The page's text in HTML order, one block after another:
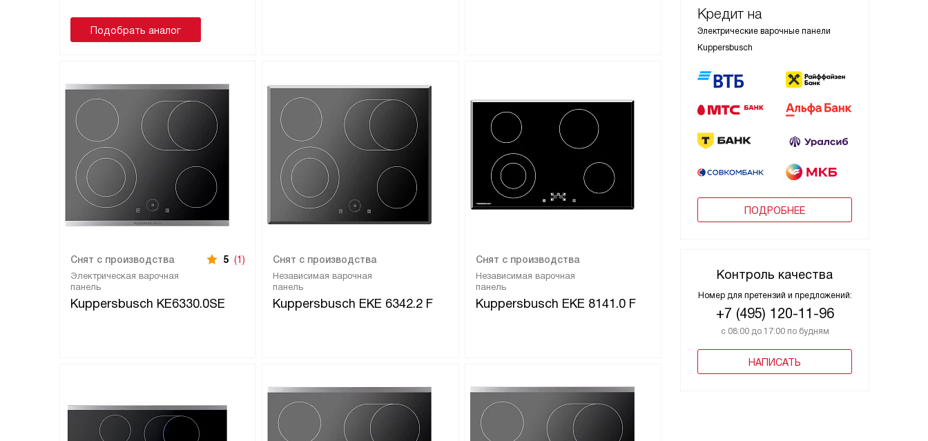
Кредит на
Электрические варочные панели
Kuppersbusch
ПОДРОБНЕЕ
Контроль качества
Номер для претензий и предложений:
+7 (495) 120-11-96
с 08:00 до 17:00 по будням
НАПИСАТЬ
Подобрать аналог
Электрическая варочная
панель
Kuppersbusch KE6330.0SE
Снят с производства 5 (1)
Независимая варочная
панель
Kuppersbusch EKE 6342.2 F
Снят с производства
Независимая варочная
панель
Kuppersbusch EKE 8141.0 F
Снят с производства